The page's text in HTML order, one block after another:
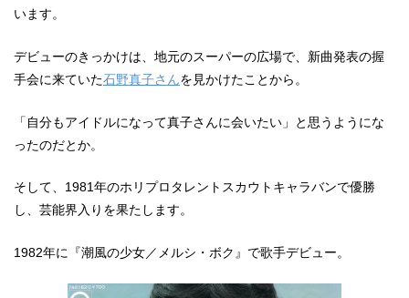
います。
デビューのきっかけは、地元のスーパーの広場で、新曲発表の握
手会に来ていた石野真子さんを見かけたことから。
「自分もアイドルになって真子さんに会いたい」と思うようにな
ったのだとか。
そして、1981年のホリプロタレントスカウトキャラバンで優勝
し、芸能界入りを果たします。
1982年に『潮風の少女／メルシ・ボク』で歌手デビュー。